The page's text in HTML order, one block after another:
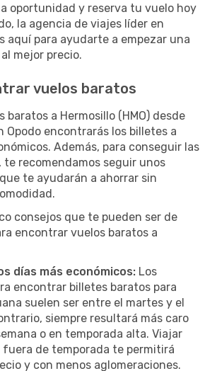
oportunidad y reserva tu vuelo hoy
la agencia de viajes líder en
aquí para ayudarte a empezar una
mejor precio.
vuelos baratos
baratos a Hermosillo (HMO) desde
Opodo encontrarás los billetes a
Además, para conseguir las
recomendamos seguir unos
te ayudarán a ahorrar sin
consejos que te pueden ser de
encontrar vuelos baratos a
días más económicos: Los
encontrar billetes baratos para
suelen ser entre el martes y el
siempre resultará más caro
o en temporada alta. Viajar
fuera de temporada te permitirá
y con menos aglomeraciones.